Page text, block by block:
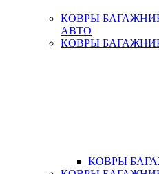
КОВРЫ
АВТО
КОВРЫ
КОВРЫ